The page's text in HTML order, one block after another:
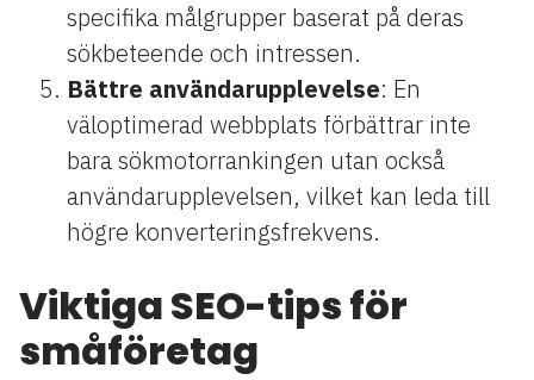
specifika målgrupper baserat på deras
sökbeteende och intressen.
Bättre användarupplevelse: En
väloptimerad webbplats förbättrar inte
bara sökmotorrankingen utan också
användarupplevelsen, vilket kan leda till
högre konverteringsfrekvens.
Viktiga SEO-tips för
småföretag